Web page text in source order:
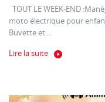
TOUT LE WEEK-END
moto électrique pour
Buvette et...
Lire la suite